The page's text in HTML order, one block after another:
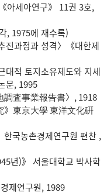
아세아연구》 11권 3호,
, 1975에 재수록)
진과정과 성격〉《대한제
대적 토지소유제도와 지세
문, 1995
査事業報告書〉, 1918
東京大學 東洋文化硏
국농촌경제연구원 편찬 ,
년)》 서울대학교 박사학
제연구원, 1989